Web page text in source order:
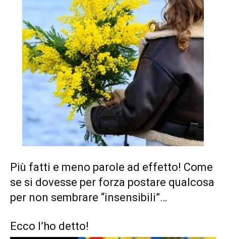
Più fatti e meno parole ad effetto! Come
se si dovesse per forza postare qualcosa
per non sembrare “insensibili”…
Ecco l’ho detto!